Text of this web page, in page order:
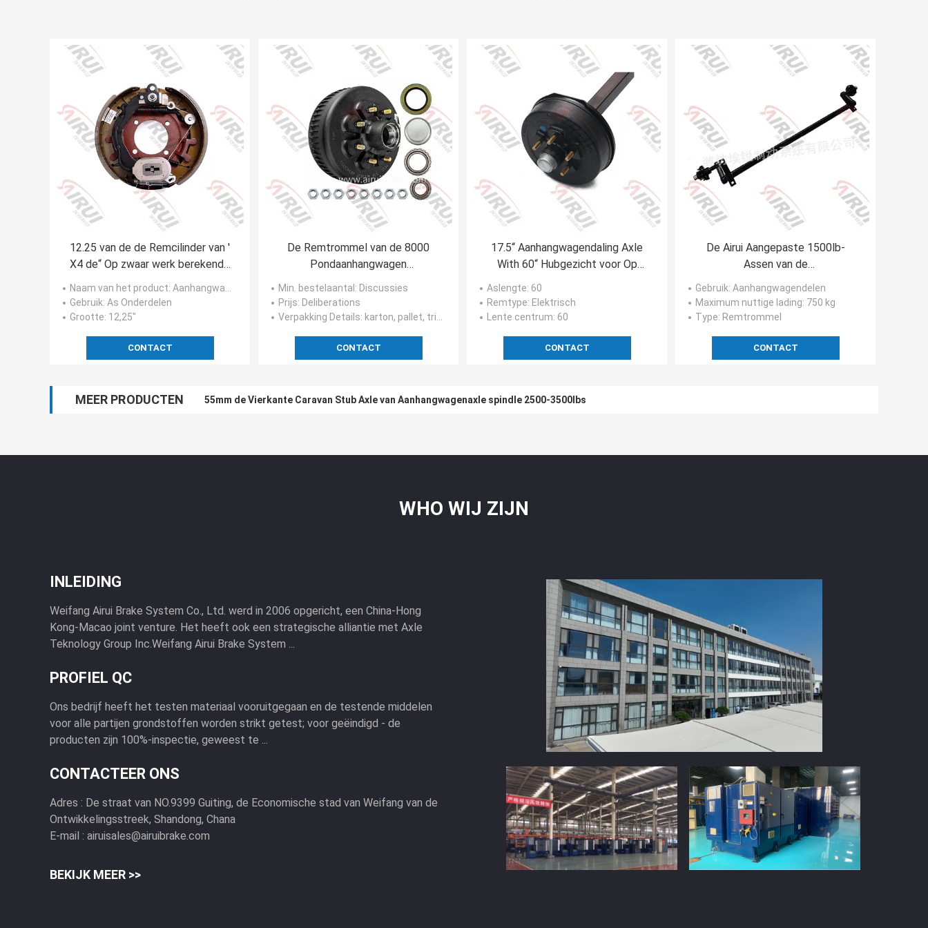
12.25 van de de Remcilinder van '
X4 de“ Op zwaar werk berekende
Elektrische Assemblage 8000lbs-
12000lbs
Naam van het product: Aanhangwagen rem
Gebruik: As Onderdelen
Grootte: 12,25"
CONTACT
De Remtrommel van de 8000
Pondaanhangwagen
ISO/TS16949
Min. bestelaantal : Discussies
Prijs: Deliberations
Verpakking Details: karton, pallet, triplexgeval
CONTACT
17.5“ Aanhangwagendaling Axle
With 60“ Hubgezicht voor Op
zwaar werk berekende
Vrachtwagens
Aslengte: 60
Remtype: Elektrisch
Lente centrum: 60
CONTACT
De Airui Aangepaste 1500lb-
Assen van de
Aanhangwagentorsie met
Remmen
Gebruik: Aanhangwagendelen
Maximum nuttige lading: 750 kg
Type: Remtrommel
CONTACT
MEER PRODUCTEN 55mm de Vierkante Caravan Stub Axle van Aanhangwagenaxle spindle 2500-3500lbs
3500 Pond-Aanhangwagen Axle Spindles Truck Boat Trailer Stub Axle
WHO WIJ ZIJN
INLEIDING
Weifang Airui Brake System Co., Ltd. werd in 2006 opgericht, een China-Hong
Kong-Macao joint venture. Het heeft ook een strategische alliantie met Axle
Teknology Group Inc.Weifang Airui Brake System ...
PROFIEL QC
Ons bedrijf heeft het testen materiaal vooruitgegaan en de testende middelen
voor alle partijen grondstoffen worden strikt getest; voor geëindigd - de
producten zijn 100%-inspectie, geweest te ...
CONTACTEER ONS
Adres : De straat van NO.9399 Guiting, de Economische stad van Weifang van de
Ontwikkelingsstreek, Shandong, Chana
E-mail : airuisales@airuibrake.com
BEKIJK MEER >>